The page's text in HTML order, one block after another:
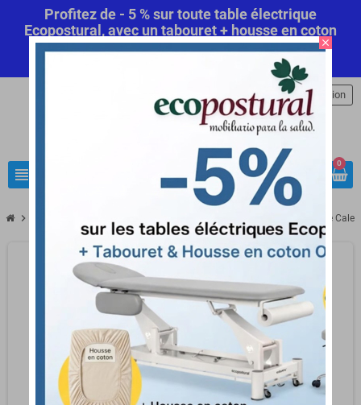
Profitez de - 5 % sur toute table électrique
Ecopostural, avec un tabouret + housse en coton
offert! Code Promo AutomatiqueCommandez
view_headline search
0
person Connexion
chevron_right Coussin de massage
close